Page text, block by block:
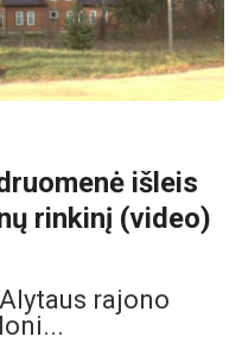
išleis
rinkinį (video)
rajono